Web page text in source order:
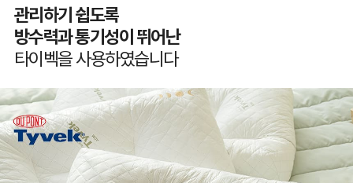
관리하기 쉽도록
방수력과 통기성이 뛰어난
타이벡을 사용하였습니다